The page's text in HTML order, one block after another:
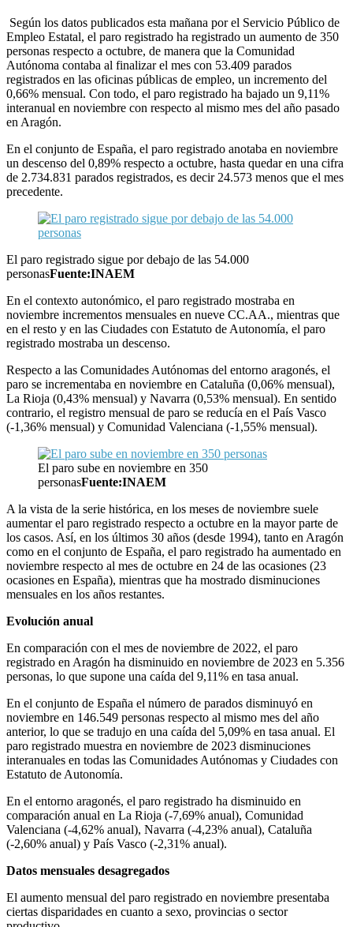
Según los datos publicados esta mañana por el Servicio Público de
Empleo Estatal, el paro registrado ha registrado un aumento de 350
personas respecto a octubre, de manera que la Comunidad
Autónoma contaba al finalizar el mes con 53.409 parados
registrados en las oficinas públicas de empleo, un incremento del
0,66% mensual. Con todo, el paro registrado ha bajado un 9,11%
interanual en noviembre con respecto al mismo mes del año pasado
en Aragón.
En el conjunto de España, el paro registrado anotaba en noviembre
un descenso del 0,89% respecto a octubre, hasta quedar en una cifra
de 2.734.831 parados registrados, es decir 24.573 menos que el mes
precedente.
El paro registrado sigue por debajo de las 54.000
personasFuente:INAEM
En el contexto autonómico, el paro registrado mostraba en
noviembre incrementos mensuales en nueve CC.AA., mientras que
en el resto y en las Ciudades con Estatuto de Autonomía, el paro
registrado mostraba un descenso.
Respecto a las Comunidades Autónomas del entorno aragonés, el
paro se incrementaba en noviembre en Cataluña (0,06% mensual),
La Rioja (0,43% mensual) y Navarra (0,53% mensual). En sentido
contrario, el registro mensual de paro se reducía en el País Vasco
(-1,36% mensual) y Comunidad Valenciana (-1,55% mensual).
El paro sube en noviembre en 350
personasFuente:INAEM
A la vista de la serie histórica, en los meses de noviembre suele
aumentar el paro registrado respecto a octubre en la mayor parte de
los casos. Así, en los últimos 30 años (desde 1994), tanto en Aragón
como en el conjunto de España, el paro registrado ha aumentado en
noviembre respecto al mes de octubre en 24 de las ocasiones (23
ocasiones en España), mientras que ha mostrado disminuciones
mensuales en los años restantes.
Evolución anual
En comparación con el mes de noviembre de 2022, el paro
registrado en Aragón ha disminuido en noviembre de 2023 en 5.356
personas, lo que supone una caída del 9,11% en tasa anual.
En el conjunto de España el número de parados disminuyó en
noviembre en 146.549 personas respecto al mismo mes del año
anterior, lo que se tradujo en una caída del 5,09% en tasa anual. El
paro registrado muestra en noviembre de 2023 disminuciones
interanuales en todas las Comunidades Autónomas y Ciudades con
Estatuto de Autonomía.
En el entorno aragonés, el paro registrado ha disminuido en
comparación anual en La Rioja (-7,69% anual), Comunidad
Valenciana (-4,62% anual), Navarra (-4,23% anual), Cataluña
(-2,60% anual) y País Vasco (-2,31% anual).
Datos mensuales desagregados
El aumento mensual del paro registrado en noviembre presentaba
ciertas disparidades en cuanto a sexo, provincias o sector